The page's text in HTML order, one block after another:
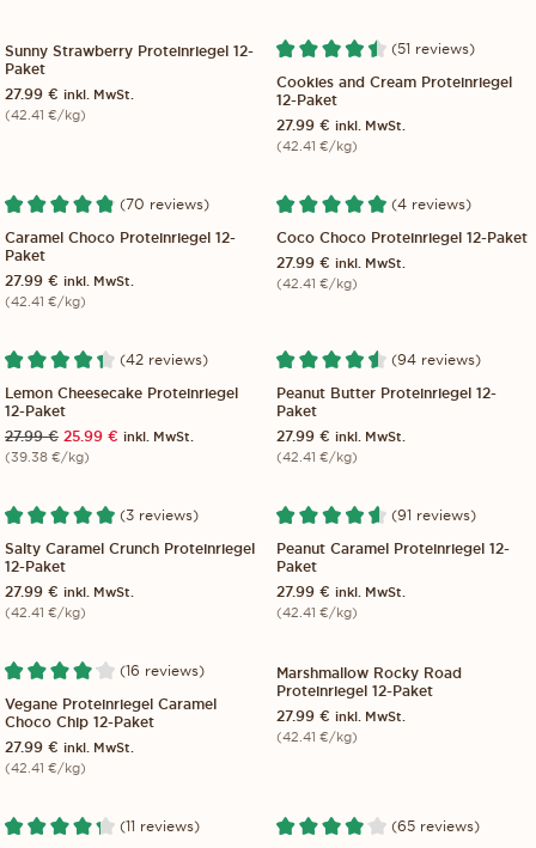
12-PACK
Sunny Strawberry Proteinriegel 12-
Paket
27.99 € inkl. MwSt.
(42.41 €/kg)
12-PACK (51 reviews)
Cookies and Cream Proteinriegel
12-Paket
27.99 € inkl. MwSt.
(42.41 €/kg)
12-PACK (70 reviews)
Caramel Choco Proteinriegel 12-
Paket
27.99 € inkl. MwSt.
(42.41 €/kg)
12-PACK (4 reviews)
Coco Choco Proteinriegel 12-Paket
27.99 € inkl. MwSt.
(42.41 €/kg)
12-PACK -7%(42 reviews)
Lemon Cheesecake Proteinriegel
12-Paket
27.99€ Ursprünglicher
Preis
25.99 € Aktueller
inkl. MwSt.
(39.38 €/kg)
12-PACK (94 reviews)
Peanut Butter Proteinriegel 12-
Paket
27.99 € inkl. MwSt.
(42.41 €/kg)
12-PACK (3 reviews)
Salty Caramel Crunch Proteinriegel
12-Paket
27.99 € inkl. MwSt.
(42.41 €/kg)
12-PACK (91 reviews)
Peanut Caramel Proteinriegel 12-
Paket
27.99 € inkl. MwSt.
(42.41 €/kg)
12-PACK VEGAN(16 reviews)
Vegane Proteinriegel Caramel
Choco Chip 12-Paket
27.99 € inkl. MwSt.
(42.41 €/kg)
12-PACK
Marshmallow Rocky Road
Proteinriegel 12-Paket
27.99 € inkl. MwSt.
(42.41 €/kg)
12-PACK VEGAN(11 reviews) 12-PACK (65 reviews)